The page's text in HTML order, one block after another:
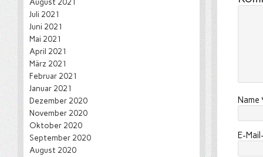
Name
E-
Juli 2021
Juni 2021
Mai 2021
April 2021
März 2021
Februar 2021
Januar 2021
Dezember 2020
November 2020
Oktober 2020
September 2020
August 2020